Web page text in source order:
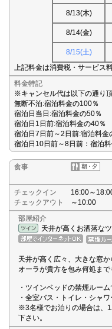
8/13(木)
8/14(金)
8/15(土)
上記料金は消費税・サービス
料金特記
※キャンセル代は以下の通り
無断不泊:宿泊料金の100％
宿泊日当日:宿泊料金の50％
宿泊日1日前:宿泊料金の40％
宿泊日7日前～2日前:宿泊料金
宿泊日10日前～8日前：宿泊
食事
チェックイン
16:00～
チェックアウト
～10:00
部屋紹介
天井が高くお洒落な
天井が高く広々、大きな窓
オーラが貴方を包み何処まで
・ツインベッドの禁煙ルーム
・全室バス・トイレ・シャワ
※3名様でお泊りの場合は、
下さい。